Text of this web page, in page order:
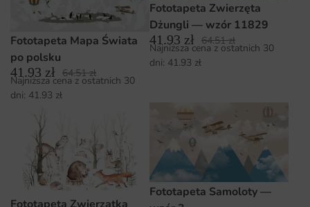
Fototapeta Mapa Świata
po polsku
41.93 zł 64.51zł
Najniższa cena z ostatnich 30
dni: 41.93 zł
Fototapeta Zwierzęta
Dżungli — wzór 11829
41.93 zł 64.51zł
Najniższa cena z ostatnich 30
dni: 41.93 zł
Fototapeta Samoloty —